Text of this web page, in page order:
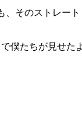
そのストレー
僕たちが見せ